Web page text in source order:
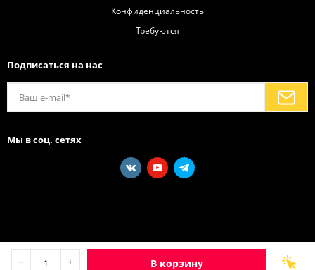
− + В корзину
Конфиденциальность
Требуются
Подписаться на нас
Мы в соц. сетях